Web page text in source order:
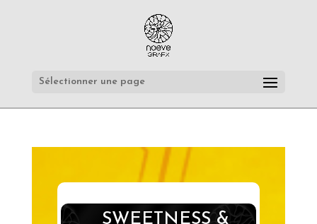
Sélectionner une page
SWEETNESS &